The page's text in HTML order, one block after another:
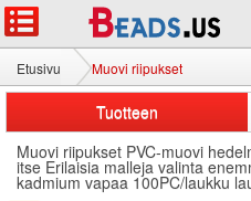
Etusivu Muovi riipukset
Tuotteen
Muovi riipukset PVC-muovi
itse Erilaisia ​​malleja valinta
kadmium vapaa 100PC/laukku